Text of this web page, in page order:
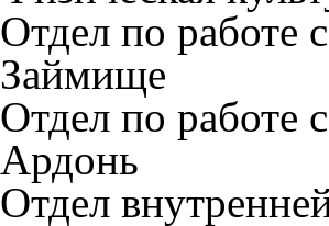
Отдел по работе
Займище
Отдел по работе
Ардонь
Отдел